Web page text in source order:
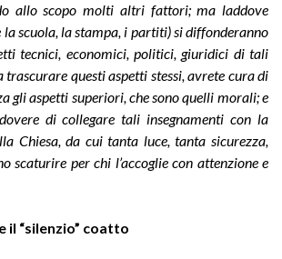
allo scopo molti altri fattori; ma laddove
scuola, la stampa, i partiti) si diffonderanno
tecnici, economici, politici, giuridici di tali
trascurare questi aspetti stessi, avrete cura di
gli aspetti superiori, che sono quelli morali; e
di collegare tali insegnamenti con la
Chiesa, da cui tanta luce, tanta sicurezza,
scaturire per chi l’accoglie con attenzione e
il “silenzio” coatto